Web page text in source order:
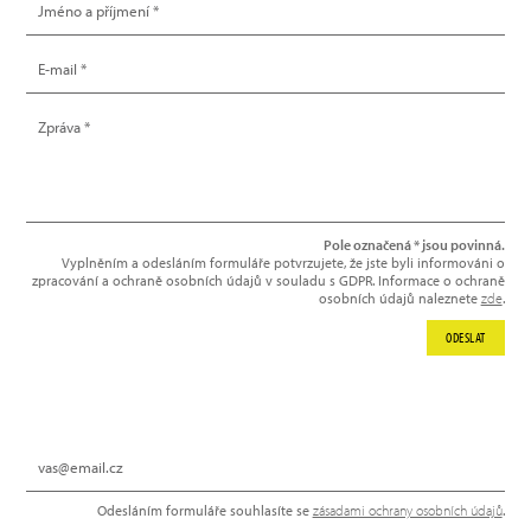
Odesláním formuláře souhlasíte se zásadami ochrany osobních údajů.
Pole označená * jsou povinná.
Vyplněním a odesláním formuláře potvrzujete, že jste byli informováni o
zpracování a ochraně osobních údajů v souladu s GDPR. Informace o ochraně
osobních údajů naleznete zde.
ODESLAT